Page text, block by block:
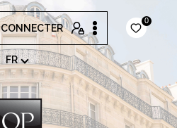
CONNECTER
0
FR